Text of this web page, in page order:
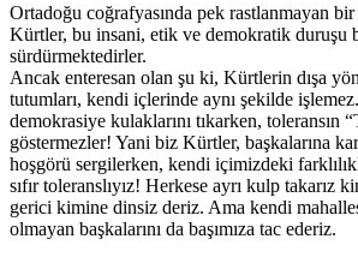
Ortadoğu coğrafyasında pek rastlanmayan bir
Kürtler, bu insani, etik ve demokratik duruşu
sürdürmektedirler.
Ancak enteresan olan şu ki, Kürtlerin dışa
tutumları, kendi içlerinde aynı şekilde
demokrasiye kulaklarını tıkarken, toleransın
göstermezler! Yani biz Kürtler, başkalarına
hoşgörü sergilerken, kendi içimizdeki
sıfır toleranslıyız! Herkese ayrı kulp takarız
gerici kimine dinsiz deriz. Ama kendi
olmayan başkalarını da başımıza tac ederiz.